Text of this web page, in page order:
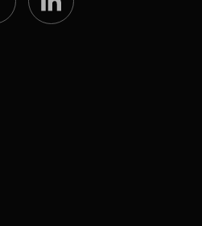
LinkedIn